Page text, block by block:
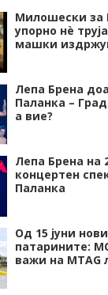
Милошески за
упорно нѐ
машки
Лепа Брена
Паланка –
а вие?
Лепа Брена на
концертен
Паланка
Од 15 јуни
патарините:
важи на MTAG